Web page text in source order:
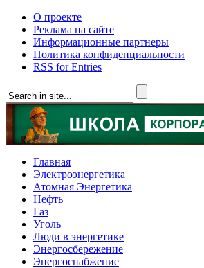
О проекте
Реклама на сайте
Информационные партнеры
Политика конфиденциальности
RSS for Entries
Главная
Электроэнергетика
Атомная Энергетика
Нефть
Газ
Уголь
Люди в энергетике
Энергосбережение
Энергоснабжение